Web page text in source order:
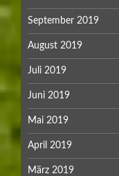
September 2019
August 2019
Juli 2019
Juni 2019
Mai 2019
April 2019
März 2019